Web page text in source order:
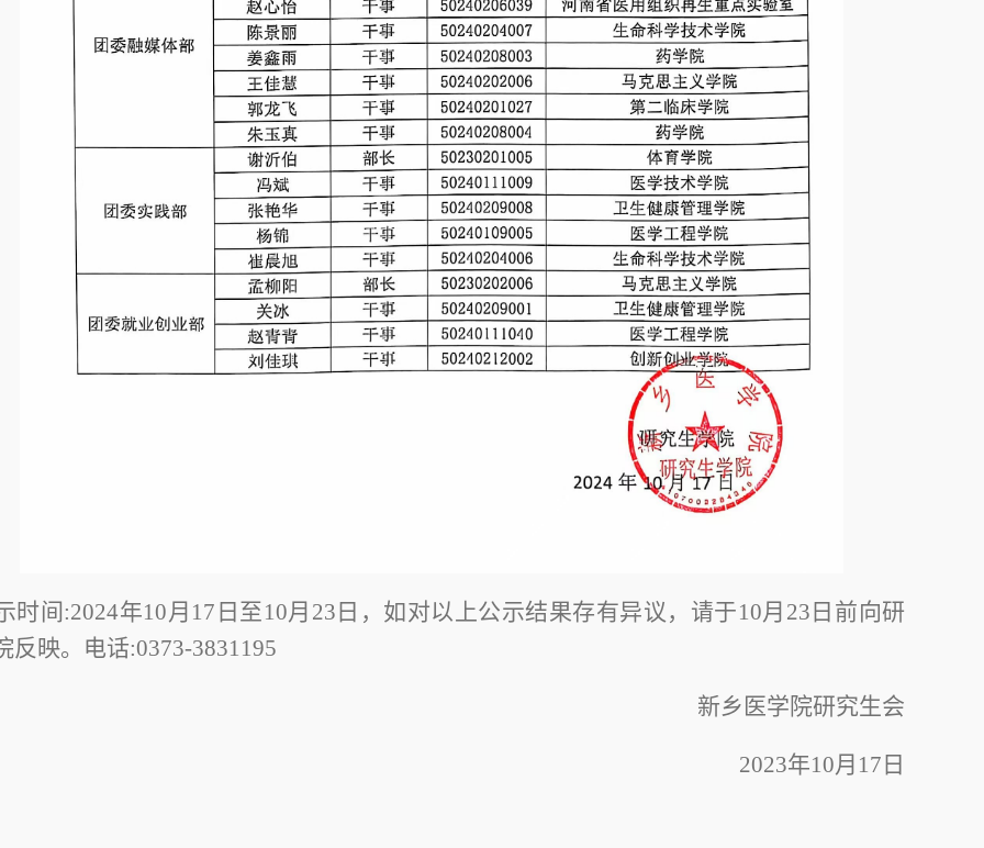
时间 :2024年10月 17 日至 10月 23 日，如对以上公示结果存有异议，请于10月 23 日前向研
反映。电话:0373-3831195
新乡医学院研究生会
2023年10月 17 日